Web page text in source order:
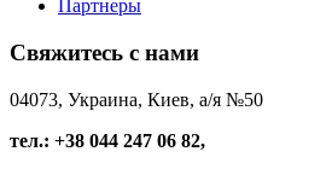
Партнеры
Свяжитесь с нами
04073, Украина, Киев, а/я №50
тел.: +38 044 247 06 82,